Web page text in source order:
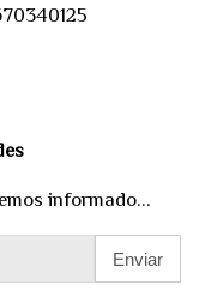
informado...
Enviar